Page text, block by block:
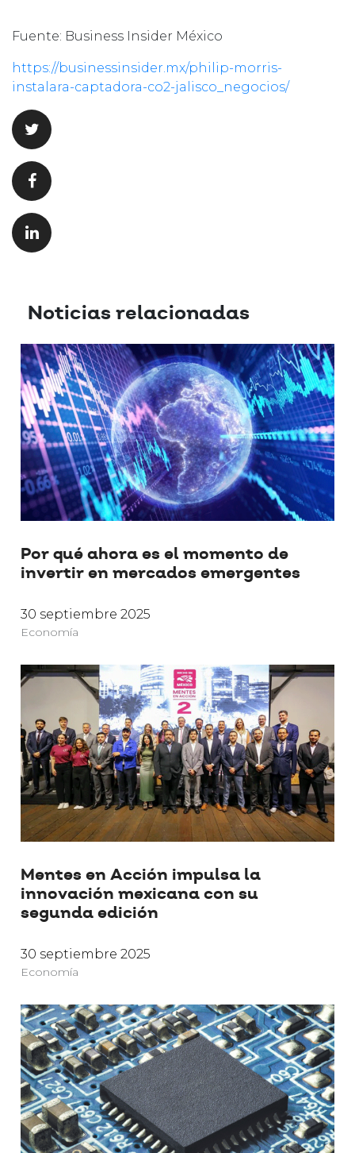
Fuente: Business Insider México
https://businessinsider.mx/philip-morris-
instalara-captadora-co2-jalisco_negocios/
Noticias relacionadas
Por qué ahora es el momento de
invertir en mercados emergentes
30 septiembre 2025
Economía
Mentes en Acción impulsa la
innovación mexicana con su
segunda edición
30 septiembre 2025
Economía